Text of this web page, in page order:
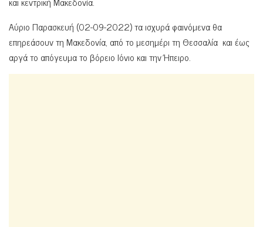
Αύριο Παρασκευή (02-09-2022) τα ισχυρά φαινόμενα θα
επηρεάσουν τη Μακεδονία, από το μεσημέρι τη Θεσσαλία και έως
αργά το απόγευμα το βόρειο Ιόνιο και την Ήπειρο.